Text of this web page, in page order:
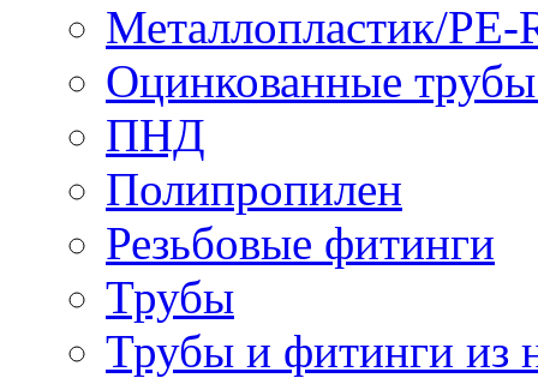
Металлопластик/
Оцинкованные
ПНД
Полипропилен
Резьбовые фитинги
Трубы
Трубы и фитинги из